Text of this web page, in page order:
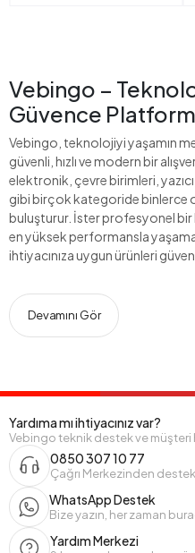
Vebingo –
Güvence
Vebingo, teknolojiyi yaşamın
güvenli, hızlı ve modern bir
elektronik, çevre birimleri,
gibi birçok kategoride binlerce
buluşturur. İster profesyonel bir
en yüksek performansla
ihtiyacınıza uygun ürünleri
Devamını Gör
Yardıma mı ihtiyacınız var?
Vebingo teknik destek ve müşteri
0850 307 10 77
Çağrı Merkezinden destek
WhatsApp Destek
Bize yazın, her zaman
Yardım Merkezi